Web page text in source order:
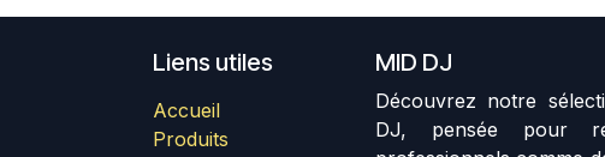
Liens utiles
Accueil
Produits
MID DJ
Découvrez notre
DJ, pensée pour